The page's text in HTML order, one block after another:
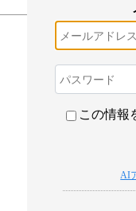
この情報
AI